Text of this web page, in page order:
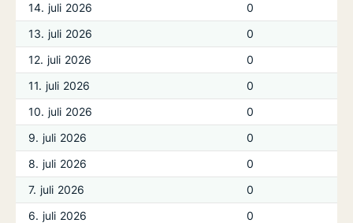
14. juli 2026
0
13. juli 2026
0
12. juli 2026
0
11. juli 2026
0
10. juli 2026
0
9. juli 2026
0
8. juli 2026
0
7. juli 2026
0
6. juli 2026
0